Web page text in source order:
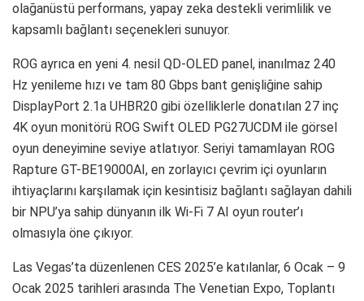
olağanüstü performans, yapay zeka destekli verimlilik ve
kapsamlı bağlantı seçenekleri sunuyor.
ROG ayrıca en yeni 4. nesil QD-OLED panel, inanılmaz 240
Hz yenileme hızı ve tam 80 Gbps bant genişliğine sahip
DisplayPort 2.1a UHBR20 gibi özelliklerle donatılan 27 inç
4K oyun monitörü ROG Swift OLED PG27UCDM ile görsel
oyun deneyimine seviye atlatıyor. Seriyi tamamlayan ROG
Rapture GT-BE19000AI, en zorlayıcı çevrim içi oyunların
ihtiyaçlarını karşılamak için kesintisiz bağlantı sağlayan dahili
bir NPU’ya sahip dünyanın ilk Wi-Fi 7 AI oyun router’ı
olmasıyla öne çıkıyor.
Las Vegas’ta düzenlenen CES 2025’e katılanlar, 6 Ocak – 9
Ocak 2025 tarihleri arasında The Venetian Expo, Toplantı